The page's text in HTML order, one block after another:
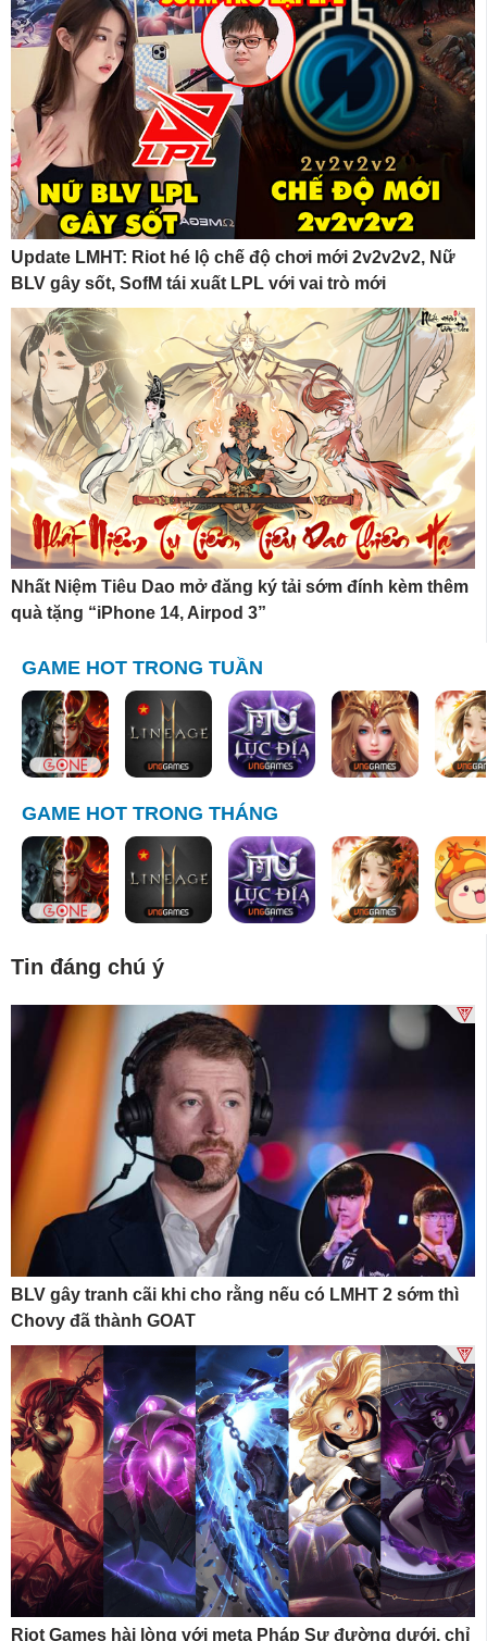
Update LMHT: Riot hé lộ chế độ chơi mới 2v2v2v2, Nữ
BLV gây sốt, SofM tái xuất LPL với vai trò mới
Nhất Niệm Tiêu Dao mở đăng ký tải sớm đính kèm thêm
quà tặng “iPhone 14, Airpod 3”
GAME HOT TRONG TUẦN
GAME HOT TRONG THÁNG
Tin đáng chú ý
BLV gây tranh cãi khi cho rằng nếu có LMHT 2 sớm thì
Chovy đã thành GOAT
Riot Games hài lòng với meta Pháp Sư đường dưới, chỉ